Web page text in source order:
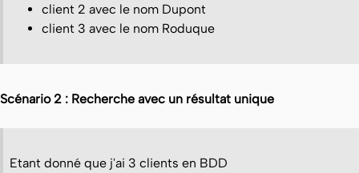
client 2 avec le nom Dupont
client 3 avec le nom Roduque
Scénario 2 : Recherche avec un résultat unique
Etant donné que j'ai 3 clients en BDD